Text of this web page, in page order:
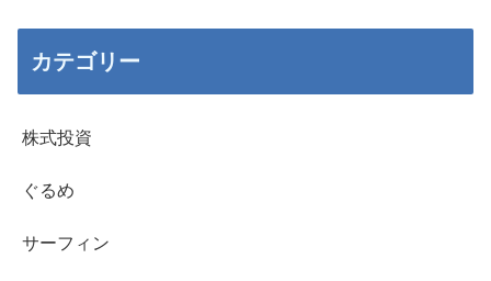
カテゴリー
株式投資
ぐるめ
サーフィン